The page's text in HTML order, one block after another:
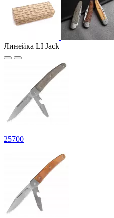
Линейка LI Jack
25700